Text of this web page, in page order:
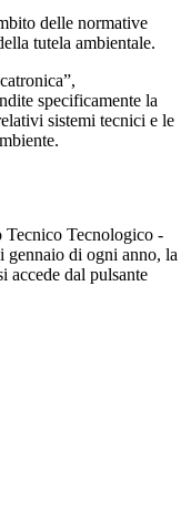
delle normative
tutela ambientale.
specificamente la
sistemi tecnici e le
Tecnico Tecnologico -
gennaio di ogni anno, la
accede dal pulsante